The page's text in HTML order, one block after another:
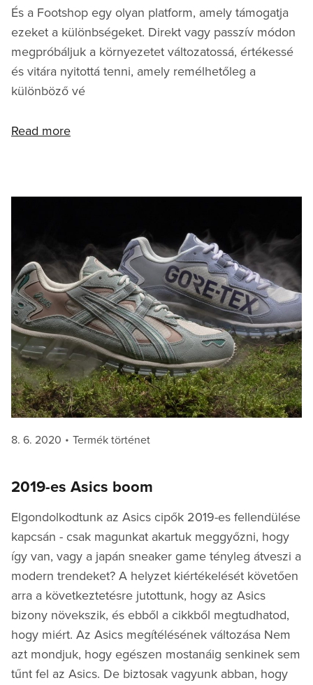
És a Footshop egy olyan platform, amely támogatja
ezeket a különbségeket. Direkt vagy passzív módon
megpróbáljuk a környezetet változatossá, értékessé
és vitára nyitottá tenni, amely remélhetőleg a
különböző vé
Read more
Posted
8. 6. 2020 Categories
Termék történet
2019-es Asics boom
Elgondolkodtunk az Asics cipők 2019-es fellendülése
kapcsán - csak magunkat akartuk meggyőzni, hogy
így van, vagy a japán sneaker game tényleg átveszi a
modern trendeket? A helyzet kiértékelését követően
arra a következtetésre jutottunk, hogy az Asics
bizony növekszik, és ebből a cikkből megtudhatod,
hogy miért. Az Asics megítélésének változása Nem
azt mondjuk, hogy egészen mostanáig senkinek sem
tűnt fel az Asics. De biztosak vagyunk abban, hogy